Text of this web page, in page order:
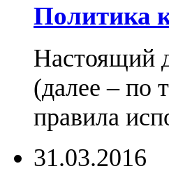
Политика
Настоящий
(далее – по
правила
31.03.2016